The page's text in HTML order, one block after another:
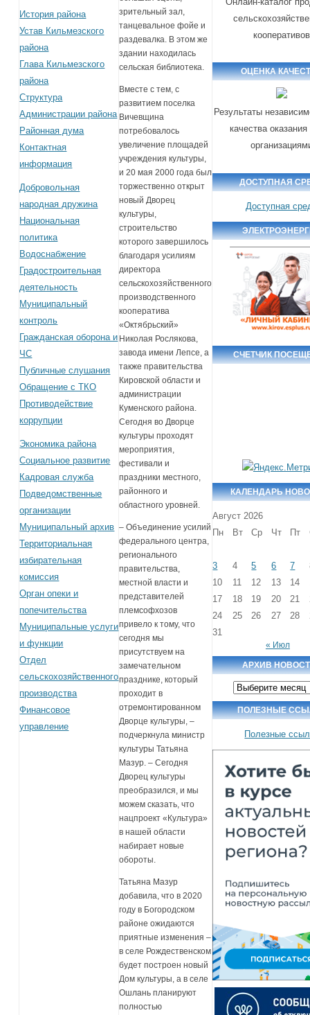
История района
Устав Кильмезского
района
Глава Кильмезского
района
Структура
Администрации района
Районная дума
Контактная
информация
Добровольная
народная дружина
Национальная
политика
Водоснабжение
Градостроительная
деятельность
Муниципальный
контроль
Гражданская оборона и
ЧС
Публичные слушания
Обращение с ТКО
Противодействие
коррупции
Экономика района
Социальное развитие
Кадровая служба
Подведомственные
организации
Муниципальный архив
Территориальная
избирательная
комиссия
Орган опеки и
попечительства
Муниципальные услуги
и функции
Отдел
сельскохозяйственного
производства
Финансовое
управление
зрительный зал,
танцевальное фойе и
раздевалка. В этом же
здании находилась
сельская библиотека.
Вместе с тем, с
развитием поселка
Вичевщина
потребовалось
увеличение площадей
учреждения культуры,
и 20 мая 2000 года был
торжественно открыт
новый Дворец
культуры,
строительство
которого завершилось
благодаря усилиям
директора
сельскохозяйственного
производственного
кооператива
«Октябрьский»
Николая Рослякова,
завода имени Лепсе, а
также правительства
Кировской области и
администрации
Куменского района.
Сегодня во Дворце
культуры проходят
мероприятия,
фестивали и
праздники местного,
районного и
областного уровней.
– Объединение усилий
федерального центра,
регионального
правительства,
местной власти и
представителей
племсофхозов
привело к тому, что
сегодня мы
присутствуем на
замечательном
празднике, который
проходит в
отремонтированном
Дворце культуры, –
подчеркнула министр
культуры Татьяна
Мазур. – Сегодня
Дворец культуры
преобразился, и мы
можем сказать, что
нацпроект «Культура»
в нашей области
набирает новые
обороты.
Татьяна Мазур
добавила, что в 2020
году в Богородском
районе ожидаются
приятные изменения –
в селе Рождественском
будет построен новый
Дом культуры, а в селе
Ошлань планируют
полностью
кооперативов
ОЦЕНКА
Результаты
качества оказания
ДОСТУПНАЯ
Доступная
СЧЕТЧИК
КАЛЕНДАРЬ
Август 2026
Пн
Вт Ср Чт Пт
3
4 5 6 7
10
11 12 13 14
17
18 19 20 21
24
25 26 27 28
31
« Июл
АРХИВ
Архив
новостей
ПОЛЕЗНЫЕ
Полезные